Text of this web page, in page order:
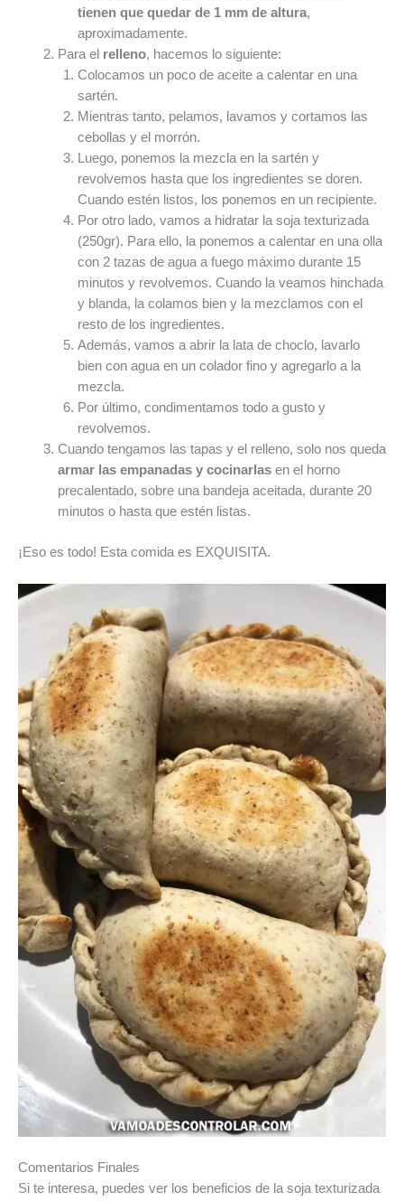
tienen que quedar de 1 mm de altura,
aproximadamente.
Para el relleno, hacemos lo siguiente:
Colocamos un poco de aceite a calentar en una
sartén.
Mientras tanto, pelamos, lavamos y cortamos las
cebollas y el morrón.
Luego, ponemos la mezcla en la sartén y
revolvemos hasta que los ingredientes se doren.
Cuando estén listos, los ponemos en un recipiente.
Por otro lado, vamos a hidratar la soja texturizada
(250gr). Para ello, la ponemos a calentar en una olla
con 2 tazas de agua a fuego máximo durante 15
minutos y revolvemos. Cuando la veamos hinchada
y blanda, la colamos bien y la mezclamos con el
resto de los ingredientes.
Además, vamos a abrir la lata de choclo, lavarlo
bien con agua en un colador fino y agregarlo a la
mezcla.
Por último, condimentamos todo a gusto y
revolvemos.
Cuando tengamos las tapas y el relleno, solo nos queda
armar las empanadas y cocinarlasen el horno
precalentado, sobre una bandeja aceitada, durante 20
minutos o hasta que estén listas.
¡Eso es todo! Esta comida es EXQUISITA.
Comentarios Finales
Si te interesa, puedes ver los beneficios de la soja texturizada